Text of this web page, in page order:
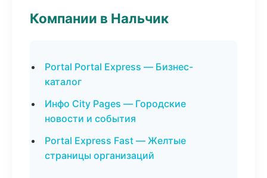
Компании в Нальчик
Portal Portal Express — Бизнес-
каталог
Инфо City Pages — Городские
новости и события
Portal Express Fast — Желтые
страницы организаций